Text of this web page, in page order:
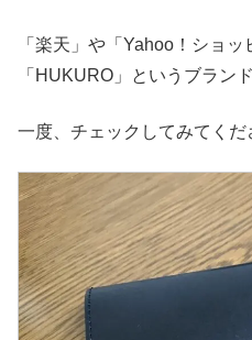
「楽天」や「Yahoo！ショ
「HUKURO」というブラン
一度、チェックしてみてくだ